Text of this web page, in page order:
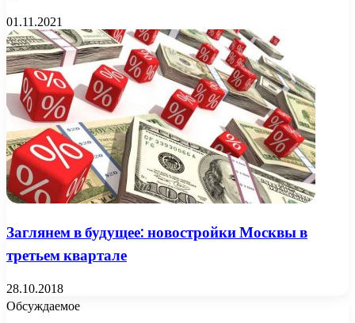
01.11.2021
Заглянем в будущее: новостройки Москвы в
третьем квартале
28.10.2018
Обсуждаемое